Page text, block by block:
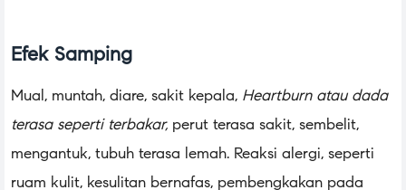
Efek Samping
Mual, muntah, diare, sakit kepala, Heartburn atau dada
terasa seperti terbakar, perut terasa sakit, sembelit,
mengantuk, tubuh terasa lemah. Reaksi alergi, seperti
ruam kulit, kesulitan bernafas, pembengkakan pada